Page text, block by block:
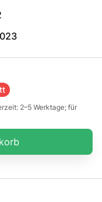
2–5 Werktage; für